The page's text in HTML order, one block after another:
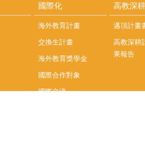
國際化
海外教育計畫
交換生計畫
海外教育獎學金
國際合作對象
國際交流
高教深耕
邁頂計畫
高教深耕
果報告